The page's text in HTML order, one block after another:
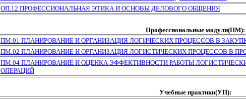
ОП.12 ПРОФЕССИОНАЛЬНАЯ ЭТИКА И ОСНОВЫ ДЕЛОВОГО ОБЩЕНИЯ
Профессиональные модули(ПМ):
ПМ.01 ПЛАНИРОВАНИЕ И ОРГАНИЗАЦИЯ ЛОГИЧЕСКИХ ПРОЦЕССОВ В
ПМ.02 ПЛАНИРОВАНИЕ И ОРГАНИЗАЦИЯ ЛОГИСТИЧЕСКИХ ПРОЦЕССОВ В
ПМ.04 ПЛАНИРОВАНИЕ И ОЦЕНКА ЭФФЕКТИВНОСТИ РАБОТЫ
ОПЕРАЦИЙ
Учебные практики(УП):